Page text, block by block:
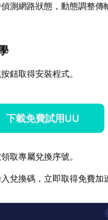
測網路狀態，動態調整傳
鈕取得安裝程式。
下載免費試用UU
取專屬兌換序號。
兌換碼，立即取得免費加